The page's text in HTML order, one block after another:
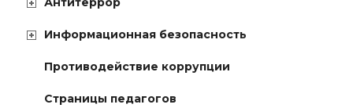
Информационная безопасность
Противодействие коррупции
Страницы педагогов